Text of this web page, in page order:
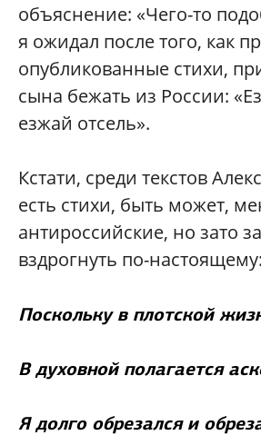
объяснение: «Чего-то
я ожидал после того, как
опубликованные стихи,
сына бежать из России:
езжай отсель».
Кстати, среди текстов
есть стихи, быть может,
антироссийские, но зато
вздрогнуть по-настоящему:
Поскольку в плотской
В духовной полагается
Я долго обрезался и